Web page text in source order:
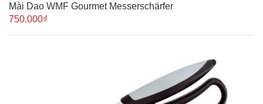
Mài Dao WMF Gourmet Messerschärfer
750.000₫